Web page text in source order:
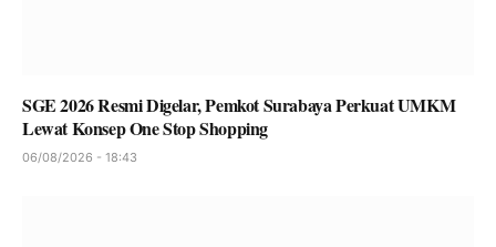
SGE 2026 Resmi Digelar, Pemkot Surabaya Perkuat UMKM
Lewat Konsep One Stop Shopping
06/08/2026 - 18:43